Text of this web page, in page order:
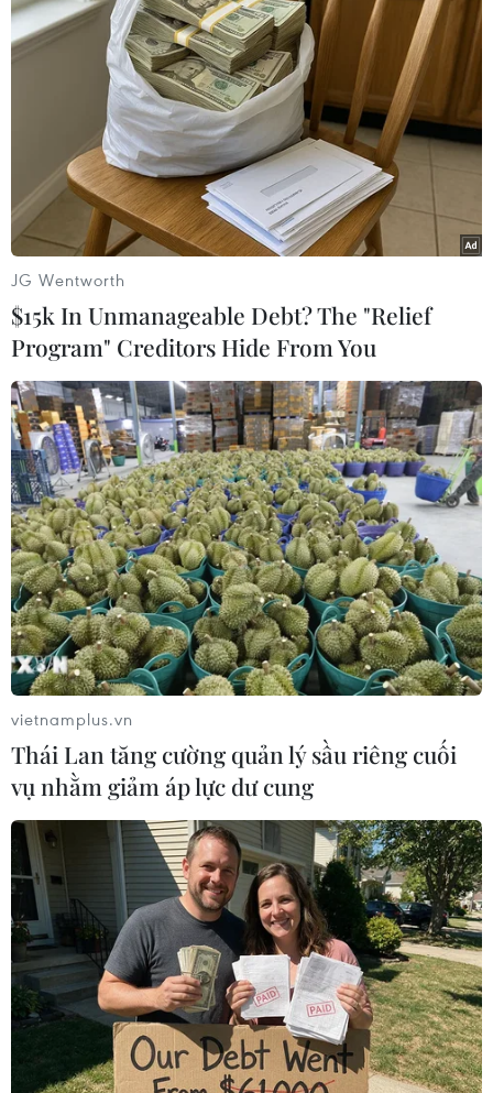
ngôi làng gần thành phố Maiduguri, Đông Bắc
Trước đó, các báo cáo cho biết các tay súng được
cho là thuộc Boko Haram đã tấn công làng
Kerawa, phía Bắc Cameroon./.
(TTXVN/Vietnam+)
#Đông Bắc Nigeria #Boko Haram
#Tổng tuyển cử
#Rải truyền đơn
#Tấn công khủng bố
#Thiệt mạng
#Luật pháp quốc tế
Nigeria
Theo dõi VietnamPlus
TIN LIÊN QUAN
JG Wentworth
$15k In Unmanageable Debt? The "Relief
Program" Creditors Hide From You
vietnamplus.vn
Thái Lan tăng cường quản lý sầu riêng cuối
vụ nhằm giảm áp lực dư cung